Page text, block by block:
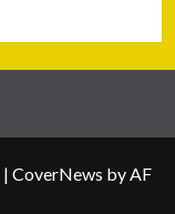
| CoverNews by AF